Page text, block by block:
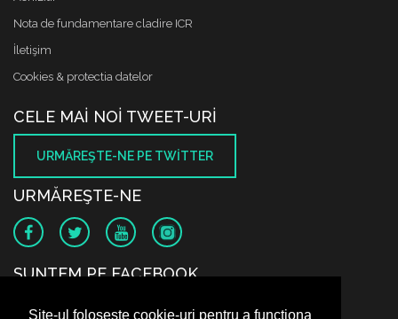
Site-ul folosește cookie-uri pentru a funcționa
Nota de fundamentare cladire ICR
İletişim
Cookies & protectia datelor
CELE MAI NOI TWEET-URI
URMĂREŞTE-NE PE TWITTER
URMĂREŞTE-NE
SUNTEM PE FACEBOOK